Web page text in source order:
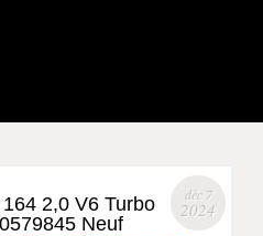
déc 7
2024
2,0 V6 Turbo
Neuf